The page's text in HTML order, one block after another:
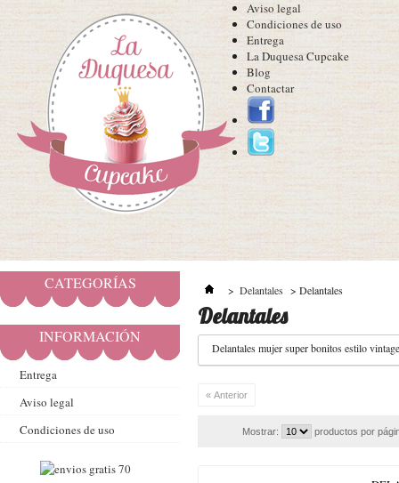
Aviso legal
Condiciones de uso
Entrega
La Duquesa Cupcake
Blog
Contactar
CATEGORÍAS
INFORMACIÓN
Entrega
Aviso legal
Condiciones de uso
> Delantales > Delantales
Delantales
Delantales mujer super bonitos estilo
« Anterior
Mostrar: productos por